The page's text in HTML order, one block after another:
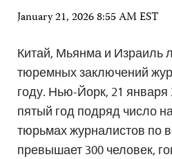
January 21, 2026 8:55 AM EST
Китай, Мьянма и Израиль
тюремных заключений
году. Нью-Йорк, 21
пятый год подряд число
тюрьмах журналистов по
превышает 300 человек,